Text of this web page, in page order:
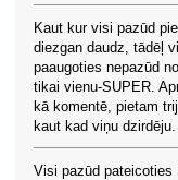
Kaut kur visi pazūd
diezgan daudz, tādēļ
paaugoties nepazūd
tikai vienu-SUPER.
kā komentē, pietam
kaut kad viņu dzirdēju.
Visi pazūd pateicoties